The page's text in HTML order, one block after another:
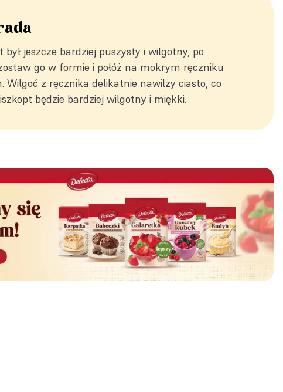
był jeszcze bardziej puszysty i wilgotny, po
go w formie i połóż na mokrym ręczniku
Wilgoć z ręcznika delikatnie nawilży ciasto, co
będzie bardziej wilgotny i miękki.